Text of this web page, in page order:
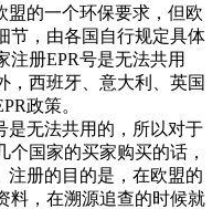
盟的一个环保要求，但欧
节，由各国自行规定具体
注册EPR号是无法共用
，西班牙、意大利、英国
政策。
是无法共用的，所以对于
国家的买家购买的话，
注册的目的是，在欧盟的
料，在溯源追查的时候就